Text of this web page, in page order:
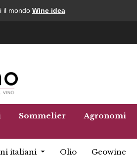
il mondo Wine idea
Sommelier Agronomi
italiani Olio Geowine